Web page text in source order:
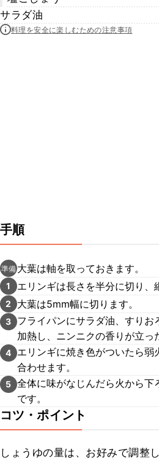
サラダ油
料理を安全に楽しむための注意事項
手順
準備 大葉は軸を取っておきます。
1 エリンギは長さを半分に切り、
2 大葉は5mm幅に切ります。
3
フライパンにサラダ油、すり
加熱し、ニンニクの香りが立っ
4
エリンギに焼き色がついたら
合わせます。
5 全体に味がなじんだら火から下
です。
コツ・ポイント
しょうゆの量は、お好みで調整